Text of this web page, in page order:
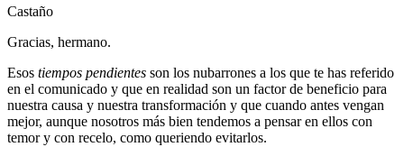
Castaño
Gracias, hermano.
Esos tiempos pendientes son los nubarrones a los que te has referido
en el comunicado y que en realidad son un factor de beneficio para
nuestra causa y nuestra transformación y que cuando antes vengan
mejor, aunque nosotros más bien tendemos a pensar en ellos con
temor y con recelo, como queriendo evitarlos.